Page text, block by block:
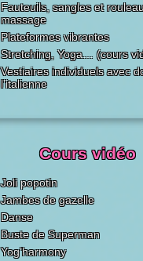
Fauteuils, sangles et
massage
Plateformes vibrantes
Stretching, Yoga… (cours
Vestiaires individuels avec
l’italienne
Cours vidéo
Joli popotin
Jambes de gazelle
Danse
Buste de Superman
Yog’harmony